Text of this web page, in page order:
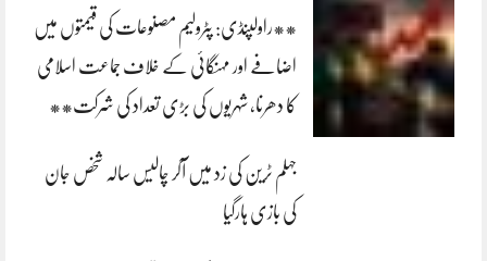
**راولپنڈی: پٹرولیم مصنوعات کی قیمتوں میں
اضافے اور مہنگائی کے خلاف جماعت اسلامی
کا دھرنا، شہریوں کی بڑی تعداد کی شرکت**
جہلم ٹرین کی زد میں آکر چالیس سالہ شخص جان
کی بازی ہارگیا